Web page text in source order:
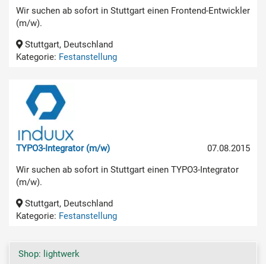
Wir suchen ab sofort in Stuttgart einen Frontend-Entwickler
(m/w).
Stuttgart, Deutschland
Kategorie: Festanstellung
07.08.2015
TYPO3-Integrator (m/w)
Wir suchen ab sofort in Stuttgart einen TYPO3-Integrator
(m/w).
Stuttgart, Deutschland
Kategorie: Festanstellung
Shop: lightwerk